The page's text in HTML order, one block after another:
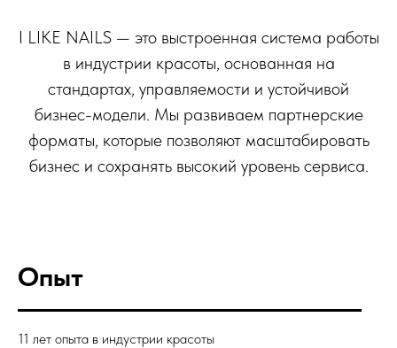
I LIKE NAILS — это выстроенная система работы
в индустрии красоты, основанная на
стандартах, управляемости и устойчивой
бизнес-модели. Мы развиваем партнерские
форматы, которые позволяют масштабировать
бизнес и сохранять высокий уровень сервиса.
Опыт
11 лет опыта в индустрии красоты